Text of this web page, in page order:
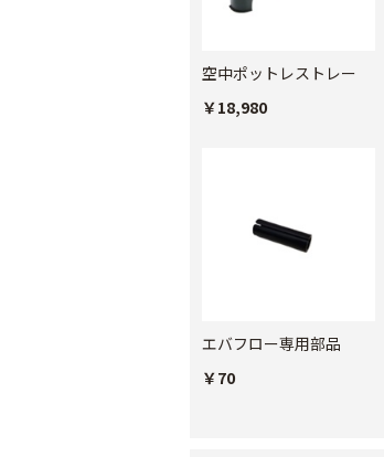
空中ポットレストレー
￥18,980
エバフロー専用部品
￥70